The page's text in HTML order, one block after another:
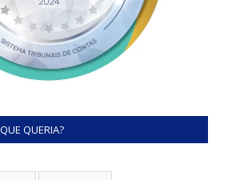
QUERIA?